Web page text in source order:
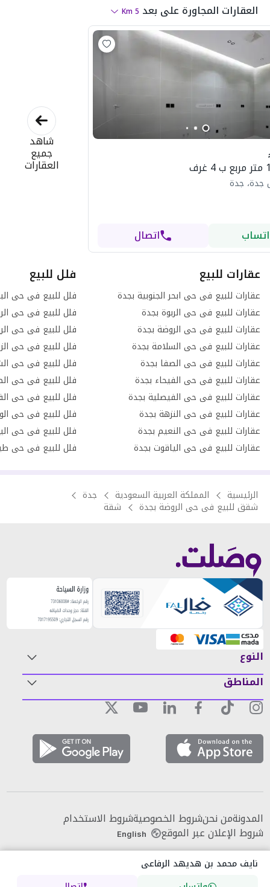
العقارات المجاورة على بعد 5
Km
جدة، جدة
اتصال
شاهد
جميع
العقارات
عقارات للبيع
عقارات للبيع فى حى ابحر الجنوبية بجدة
عقارات للبيع فى حى الربوة بجدة
عقارات للبيع فى حى الروضة بجدة
عقارات للبيع فى حى السلامة بجدة
عقارات للبيع فى حى الصفا بجدة
عقارات للبيع فى حى الفيحاء بجدة
عقارات للبيع فى حى الفيصلية بجدة
عقارات للبيع فى حى النزهة بجدة
عقارات للبيع فى حى النعيم بجدة
عقارات للبيع فى حى الياقوت بجدة
فلل للبيع
فلل للبيع فى حى
فلل للبيع فى حى
فلل للبيع فى حى
فلل للبيع فى حى
فلل للبيع فى حى
فلل للبيع فى حى
فلل للبيع فى حى
فلل للبيع فى حى
فلل للبيع فى حى
فلل للبيع فى حى
الرئيسية المملكة العربية السعودية جدة
شقق للبيع فى حى الروضة بجدة شقة
النوع
المناطق
المدونةمن نحنشروط الخصوصيةشروط الاستخدام
شروط الإعلان عبر الموقع English
نايف محمد بن هديهد الرفاعى